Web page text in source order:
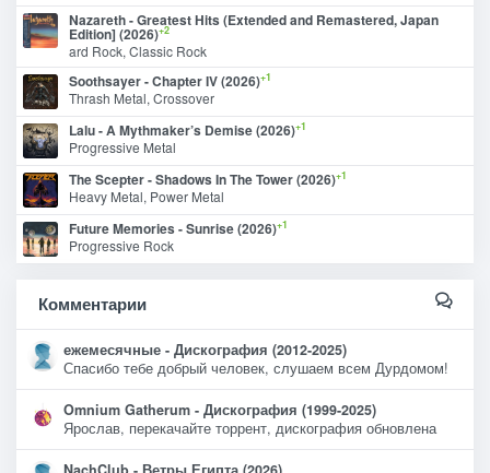
Nazareth - Greatest Hits (Extended and Remastered, Japan
Edition] (2026)+2
ard Rock, Classic Rock
Soothsayer - Chapter IV (2026)+1
Thrash Metal, Crossover
Lalu - A Mythmaker’s Demise (2026)+1
Progressive Metal
The Scepter - Shadows In The Tower (2026)+1
Heavy Metal, Power Metal
Future Memories - Sunrise (2026)+1
Progressive Rock
Комментарии
ежемесячные - Дискография (2012-2025)
Спасибо тебе добрый человек, слушаем всем Дурдомом!
Omnium Gatherum - Дискография (1999-2025)
Ярослав, перекачайте торрент, дискография обновлена